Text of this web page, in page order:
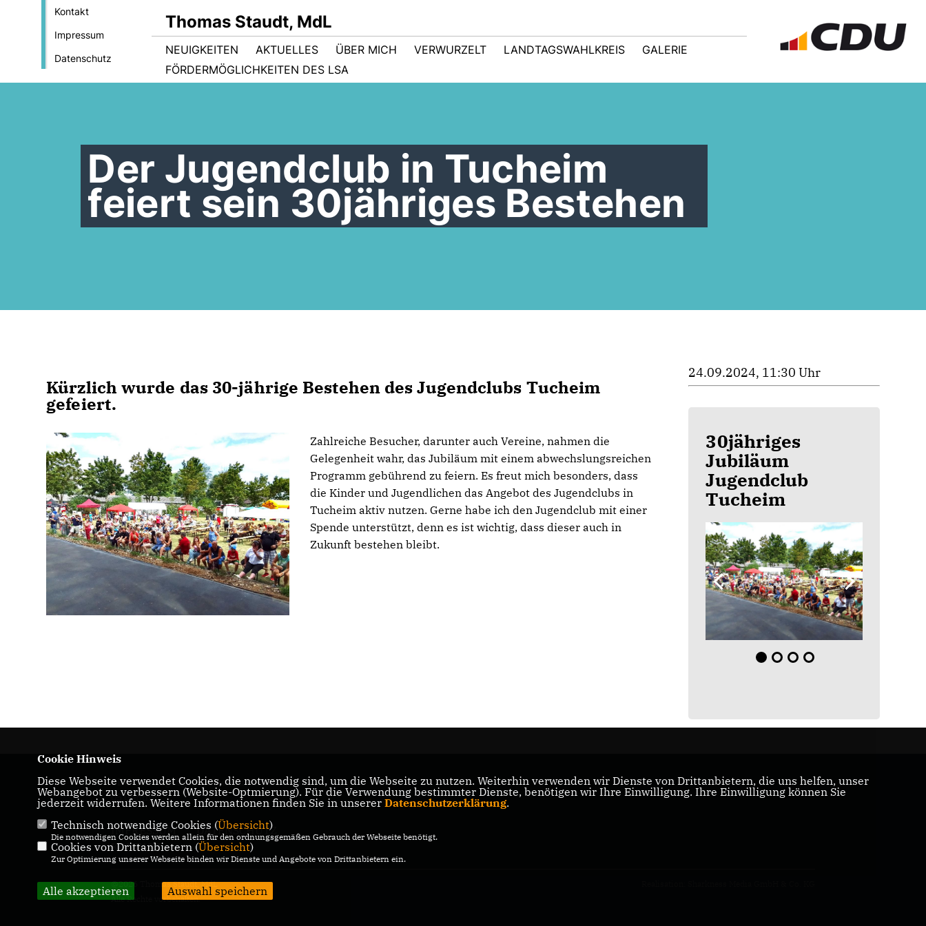
Kontakt
Impressum
Datenschutz
Thomas Staudt, MdL
NEUIGKEITEN AKTUELLES ÜBER MICH VERWURZELT LANDTAGSWAHLKREIS
GALERIE
FÖRDERMÖGLICHKEITEN DES LSA
Der Jugendclub in Tucheim
feiert sein 30jähriges Bestehen
Kürzlich wurde das 30-jährige Bestehen des Jugendclubs Tucheim
gefeiert.
Zahlreiche Besucher, darunter auch Vereine, nahmen die
Gelegenheit wahr, das Jubiläum mit einem abwechslungsreichen
Programm gebührend zu feiern. Es freut mich besonders, dass
die Kinder und Jugendlichen das Angebot des Jugendclubs in
Tucheim aktiv nutzen. Gerne habe ich den Jugendclub mit einer
Spende unterstützt, denn es ist wichtig, dass dieser auch in
Zukunft bestehen bleibt.
24.09.2024, 11:30 Uhr
30jähriges
Jubiläum
Jugendclub
Tucheim
CDU-Landtagabgeordneter für den Wahlkreis
05 Genthin
IMPRESSUM
DATENSCHUTZ
KONTAKT
@2026 Thomas Staudt, MdL
Alle Rechte vorbehalten.
Cookie Hinweis
Diese Webseite verwendet Cookies, die notwendig sind, um die Webseite zu nutzen. Weiterhin verwenden wir Dienste von Drittanbietern, die uns helfen, unser
Webangebot zu verbessern (Website-Optmierung). Für die Verwendung bestimmter Dienste, benötigen wir Ihre Einwilligung. Ihre Einwilligung können Sie
jederzeit widerrufen. Weitere Informationen finden Sie in unserer Datenschutzerklärung.
Technisch notwendige Cookies (Übersicht)
Die notwendigen Cookies werden allein für den ordnungsgemäßen Gebrauch der Webseite benötigt.
Cookies von Drittanbietern (Übersicht)
Zur Optimierung unserer Webseite binden wir Dienste und Angebote von Drittanbietern ein.
Alle akzeptieren Auswahl speichern